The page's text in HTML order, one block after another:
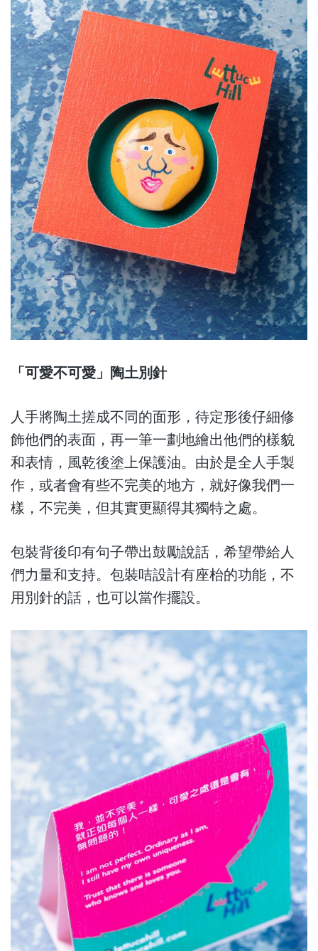
「可愛不可愛」陶土別針
人手將陶土搓成不同的面形，待定形後仔細修
飾他們的表面，再一筆一劃地繪出他們的樣貌
和表情，風乾後塗上保護油。由於是全人手製
作，或者會有些不完美的地方，就好像我們一
樣，不完美，但其實更顯得其獨特之處。
包裝背後印有句子帶出鼓勵說話，希望帶給人
們力量和支持。包裝咭設計有座枱的功能，不
用別針的話，也可以當作擺設。